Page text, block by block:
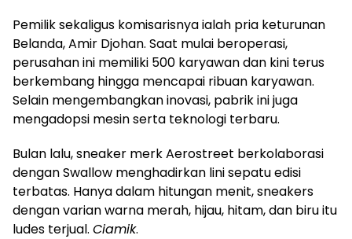
Pemilik sekaligus komisarisnya ialah pria keturunan
Belanda, Amir Djohan. Saat mulai beroperasi,
perusahan ini memiliki 500 karyawan dan kini terus
berkembang hingga mencapai ribuan karyawan.
Selain mengembangkan inovasi, pabrik ini juga
mengadopsi mesin serta teknologi terbaru.
Bulan lalu, sneaker merk Aerostreet berkolaborasi
dengan Swallow menghadirkan lini sepatu edisi
terbatas. Hanya dalam hitungan menit, sneakers
dengan varian warna merah, hijau, hitam, dan biru itu
ludes terjual. Ciamik.